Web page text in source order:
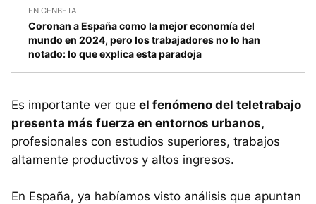
EN GENBETA
Coronan a España como la mejor economía del
mundo en 2024, pero los trabajadores no lo han
notado: lo que explica esta paradoja
Es importante ver que el fenómeno del teletrabajo
presenta más fuerza en entornos urbanos,
profesionales con estudios superiores, trabajos
altamente productivos y altos ingresos.
En España, ya habíamos visto análisis que apuntan